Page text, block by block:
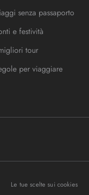
senza passaporto
e festività
tour
per viaggiare
Le tue scelte sui cookies